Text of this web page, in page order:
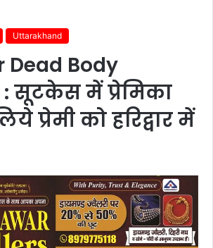
Uttarakhand
Dead Body
: सूटकेस में प्रेमिका
प्रेमी को हरिद्वार में